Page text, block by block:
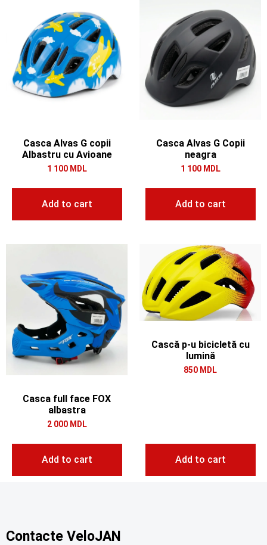
Casca Alvas G copii
Albastru cu Avioane
1 100 MDL
Add to cart
Casca Alvas G Copii
neagra
1 100 MDL
Add to cart
Casca full face FOX
albastra
2 000 MDL
Add to cart
Cască p-u bicicletă cu
lumină
850 MDL
Add to cart
Contacte VeloJAN